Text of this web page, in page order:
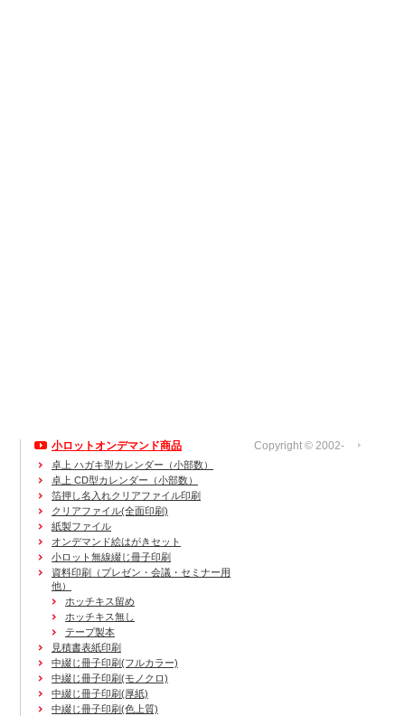
小ロットオンデマンド商品
卓上 ハガキ型カレンダー（小部数）
卓上 CD型カレンダー（小部数）
箔押し名入れクリアファイル印刷
クリアファイル(全面印刷)
紙製ファイル
オンデマンド絵はがきセット
小ロット無線綴じ冊子印刷
資料印刷
（プレゼン・会議・セミナー用
他）
ホッチキス留め
ホッチキス無し
テープ製本
見積書表紙印刷
中綴じ冊子印刷(フルカラー)
中綴じ冊子印刷(モノクロ)
中綴じ冊子印刷(厚紙)
中綴じ冊子印刷(色上質)
Copyright © 2002-